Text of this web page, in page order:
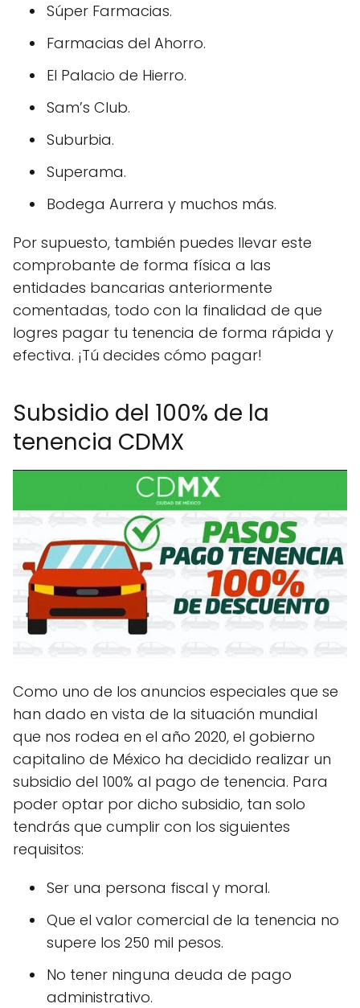
Súper Farmacias.
Farmacias del Ahorro.
El Palacio de Hierro.
Sam’s Club.
Suburbia.
Superama.
Bodega Aurrera y muchos más.
Por supuesto, también puedes llevar este
comprobante de forma física a las
entidades bancarias anteriormente
comentadas, todo con la finalidad de que
logres pagar tu tenencia de forma rápida y
efectiva. ¡Tú decides cómo pagar!
Subsidio del 100% de la
tenencia CDMX
Como uno de los anuncios especiales que se
han dado en vista de la situación mundial
que nos rodea en el año 2020, el gobierno
capitalino de México ha decidido realizar un
subsidio del 100% al pago de tenencia. Para
poder optar por dicho subsidio, tan solo
tendrás que cumplir con los siguientes
requisitos:
Ser una persona fiscal y moral.
Que el valor comercial de la tenencia no
supere los 250 mil pesos.
No tener ninguna deuda de pago
administrativo.